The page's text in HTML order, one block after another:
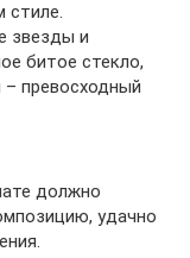
стиле.
звезды и
битое стекло,
превосходный
должно
удачно